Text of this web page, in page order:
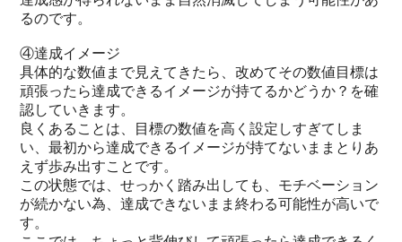
るのです。
④達成イメージ
具体的な数値まで見えてきたら、改めてその数値目標は
頑張ったら達成できるイメージが持てるかどうか？を確
認していきます。
良くあることは、目標の数値を高く設定しすぎてしま
い、最初から達成できるイメージが持てないままとりあ
えず歩み出すことです。
この状態では、せっかく踏み出しても、モチベーション
が続かない為、達成できないまま終わる可能性が高いで
す。